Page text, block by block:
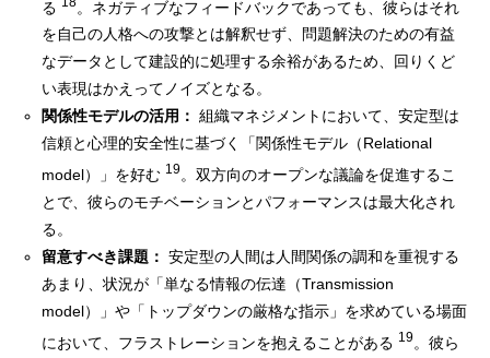
る
。ネガティブなフィードバックであっても、彼らはそれ
を自己の人格への攻撃とは解釈せず、問題解決のための有益
なデータとして建設的に処理する余裕があるため、回りくど
い表現はかえってノイズとなる。
関係性モデルの活用： 組織マネジメントにおいて、安定型は
信頼と心理的安全性に基づく「関係性モデル（Relational
model）」を好む 19。双方向のオープンな議論を促進するこ
とで、彼らのモチベーションとパフォーマンスは最大化され
る。
留意すべき課題： 安定型の人間は人間関係の調和を重視する
あまり、状況が「単なる情報の伝達（Transmission
model）」や「トップダウンの厳格な指示」を求めている場面
において、フラストレーションを抱えることがある 19。彼ら